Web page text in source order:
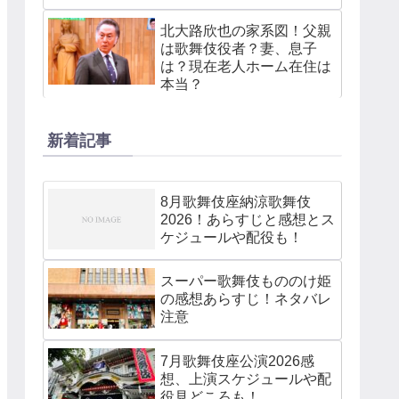
北大路欣也の家系図！父親
は歌舞伎役者？妻、息子
は？現在老人ホーム在住は
本当？
新着記事
8月歌舞伎座納涼歌舞伎
2026！あらすじと感想とス
ケジュールや配役も！
スーパー歌舞伎もののけ姫
の感想あらすじ！ネタバレ
注意
7月歌舞伎座公演2026感
想、上演スケジュールや配